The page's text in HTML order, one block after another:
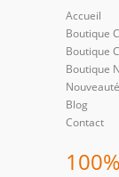
Accueil
Boutique
Boutique
Boutique
Blog
Contact